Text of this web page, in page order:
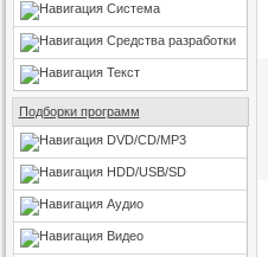
Система
Средства разработки
Текст
Подборки программ
DVD/CD/MP3
HDD/USB/SD
Аудио
Видео